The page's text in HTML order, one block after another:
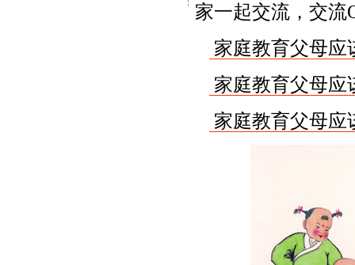
家一起交流，交流
家庭教育父母应
家庭教育父母应
家庭教育父母应